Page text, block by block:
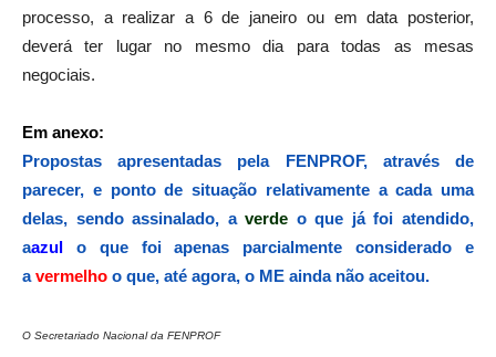
processo, a realizar a 6 de janeiro ou em data posterior,
deverá ter lugar no mesmo dia para todas as mesas
negociais.
Em anexo:
Propostas apresentadas pela FENPROF, através de
parecer, e ponto de situação relativamente a cada uma
delas, sendo assinalado, averde o que já foi atendido,
aazul o que foi apenas parcialmente considerado e
avermelho o que, até agora, o ME ainda não aceitou.
O Secretariado Nacional da FENPROF